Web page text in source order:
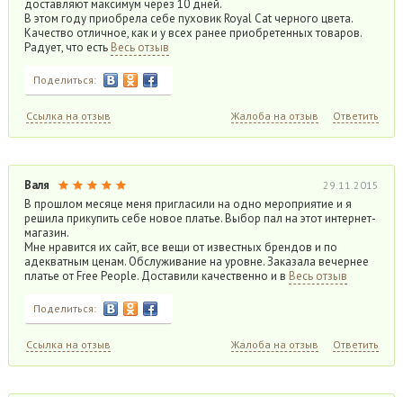
доставляют максимум через 10 дней.
В этом году приобрела себе пуховик Royal Cat черного цвета.
Качество отличное, как и у всех ранее приобретенных товаров.
Радует, что есть Весь отзыв
Поделиться:
Ссылка на отзыв Жалоба на отзыв Ответить
Валя 29.11.2015
В прошлом месяце меня пригласили на одно мероприятие и я
решила прикупить себе новое платье. Выбор пал на этот интернет-
магазин.
Мне нравится их сайт, все вещи от известных брендов и по
адекватным ценам. Обслуживание на уровне. Заказала вечернее
платье от Free People. Доставили качественно и в Весь отзыв
Поделиться:
Ссылка на отзыв Жалоба на отзыв Ответить